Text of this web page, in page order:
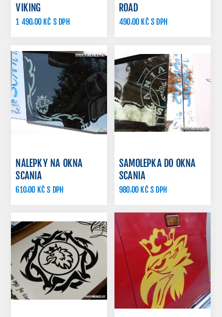
VIKING
1 490,00 KČ S DPH
ROAD
490,00 KČ S DPH
NÁLEPKY NA OKNA
SCANIA
610,00 KČ S DPH
SAMOLEPKA DO OKNA
SCANIA
980,00 KČ S DPH